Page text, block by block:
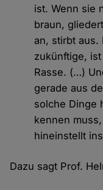
ist. Wenn sie
braun,
an, stirbt aus.
zukünftige,
Rasse. (…)
gerade aus
solche Dinge
kennen
hineinstellt
Dazu sagt Prof.